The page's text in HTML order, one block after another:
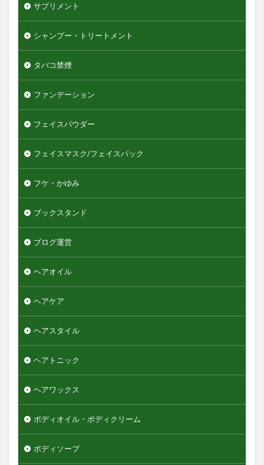
サプリメント
シャンプー・トリートメント
タバコ禁煙
ファンデーション
フェイスパウダー
フェイスマスク/フェイスパック
フケ・かゆみ
ブックスタンド
ブログ運営
ヘアオイル
ヘアケア
ヘアスタイル
ヘアトニック
ヘアワックス
ボディオイル・ボディクリーム
ボディソープ